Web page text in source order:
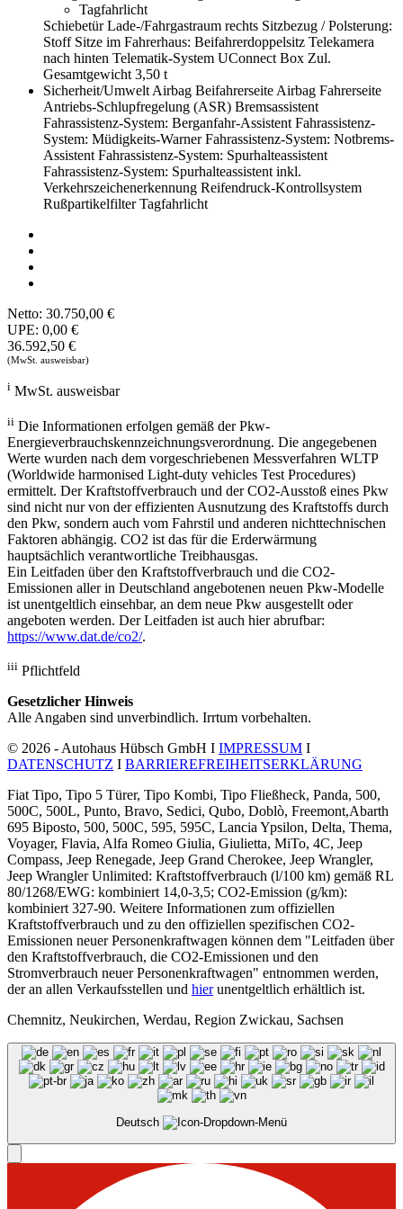
Tagfahrlicht
Schiebetür Lade-/Fahrgastraum rechts Sitzbezug / Polsterung:
Stoff Sitze im Fahrerhaus: Beifahrerdoppelsitz Telekamera
nach hinten Telematik-System UConnect Box Zul.
Gesamtgewicht 3,50 t
Sicherheit/Umwelt Airbag Beifahrerseite Airbag Fahrerseite
Antriebs-Schlupfregelung (ASR) Bremsassistent
Fahrassistenz-System: Berganfahr-Assistent Fahrassistenz-
System: Müdigkeits-WarnerFahrassistenz-System: Notbrems-
Assistent Fahrassistenz-System: Spurhalteassistent
Fahrassistenz-System: Spurhalteassistent inkl.
Verkehrszeichenerkennung Reifendruck-Kontrollsystem
RußpartikelfilterTagfahrlicht
Netto: 30.750,00 €
UPE: 0,00 €
36.592,50 €
(MwSt. ausweisbar)
i MwSt. ausweisbar
ii Die Informationen erfolgen gemäß der Pkw-
Energieverbrauchskennzeichnungsverordnung. Die angegebenen
Werte wurden nach dem vorgeschriebenen Messverfahren WLTP
(Worldwide harmonised Light-duty vehicles Test Procedures)
ermittelt. Der Kraftstoffverbrauch und der CO2-Ausstoß eines Pkw
sind nicht nur von der effizienten Ausnutzung des Kraftstoffs durch
den Pkw, sondern auch vom Fahrstil und anderen nichttechnischen
Faktoren abhängig. CO2 ist das für die Erderwärmung
hauptsächlich verantwortliche Treibhausgas.
Ein Leitfaden über den Kraftstoffverbrauch und die CO2-
Emissionen aller in Deutschland angebotenen neuen Pkw-Modelle
ist unentgeltlich einsehbar, an dem neue Pkw ausgestellt oder
angeboten werden. Der Leitfaden ist auch hier abrufbar:
https://www.dat.de/co2/.
iii Pflichtfeld
Gesetzlicher Hinweis
Alle Angaben sind unverbindlich. Irrtum vorbehalten.
© 2026 - Autohaus Hübsch GmbH I IMPRESSUM I
DATENSCHUTZ I BARRIEREFREIHEITSERKLÄRUNG
Fiat Tipo, Tipo 5 Türer, Tipo Kombi, Tipo Fließheck, Panda, 500,
500C, 500L, Punto, Bravo, Sedici, Qubo, Doblò, Freemont,Abarth
695 Biposto, 500, 500C, 595, 595C, Lancia Ypsilon, Delta, Thema,
Voyager, Flavia, Alfa Romeo Giulia, Giulietta, MiTo, 4C, Jeep
Compass, Jeep Renegade, Jeep Grand Cherokee, Jeep Wrangler,
Jeep Wrangler Unlimited: Kraftstoffverbrauch (l/100 km) gemäß RL
80/1268/EWG: kombiniert 14,0-3,5; CO2-Emission (g/km):
kombiniert 327-90. Weitere Informationen zum offiziellen
Kraftstoffverbrauch und zu den offiziellen spezifischen CO2-
Emissionen neuer Personenkraftwagen können dem "Leitfaden über
den Kraftstoffverbrauch, die CO2-Emissionen und den
Stromverbrauch neuer Personenkraftwagen" entnommen werden,
der an allen Verkaufsstellen und hierunentgeltlich erhältlich ist.
Chemnitz, Neukirchen, Werdau, Region Zwickau, Sachsen
Deutsch